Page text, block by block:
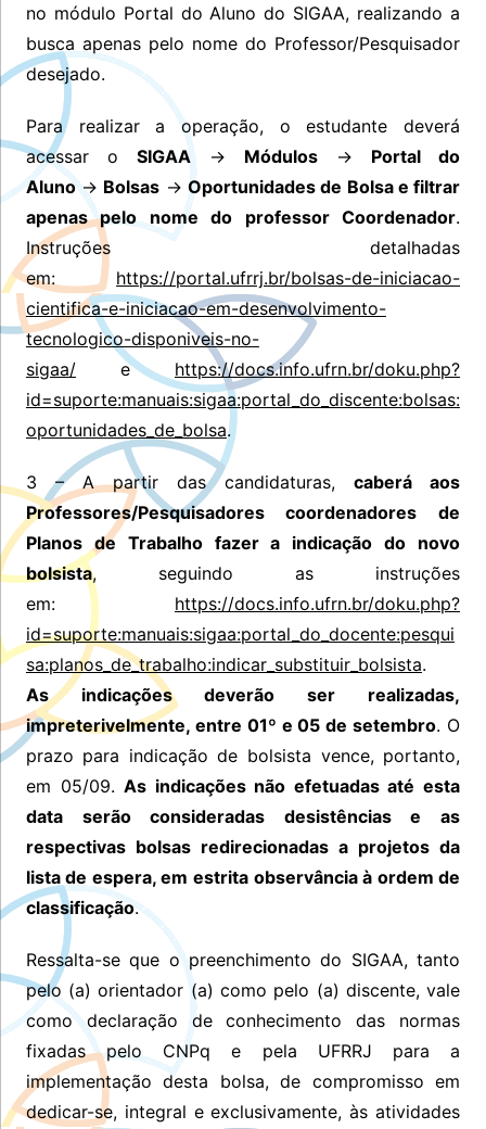
no módulo Portal do Aluno do SIGAA, realizando a
busca apenas pelo nome do Professor/Pesquisador
desejado.
Para realizar a operação, o estudante deverá
acessar o SIGAA → Módulos → Portal do
Aluno→ Bolsas →Oportunidades de Bolsa e filtrar
apenas pelo nome do professor Coordenador.
Instruções detalhadas
em: https://portal.ufrrj.br/bolsas-de-iniciacao-
cientifica-e-iniciacao-em-desenvolvimento-
tecnologico-disponiveis-no-
sigaa/e https://docs.info.ufrn.br/doku.php?
id=suporte:manuais:sigaa:portal_do_discente:bolsas:
oportunidades_de_bolsa.
3 – A partir das candidaturas,caberá aos
Professores/Pesquisadores coordenadores de
Planos de Trabalho fazer a indicação do novo
bolsista, seguindo as instruções
em: https://docs.info.ufrn.br/doku.php?
id=suporte:manuais:sigaa:portal_do_docente:pesqui
sa:planos_de_trabalho:indicar_substituir_bolsista.
As indicações deverão ser realizadas,
impreterivelmente, entre 01º e 05 de setembro. O
prazo para indicação de bolsista vence, portanto,
em 05/09.As indicações não efetuadas até esta
data serão consideradas desistências e as
respectivas bolsas redirecionadas a projetos da
lista de espera, em estrita observância à ordem de
classificação.
Ressalta-se que o preenchimento do SIGAA, tanto
pelo (a) orientador (a) como pelo (a) discente, vale
como declaração de conhecimento das normas
fixadas pelo CNPq e pela UFRRJ para a
implementação desta bolsa, de compromisso em
dedicar-se, integral e exclusivamente, às atividades